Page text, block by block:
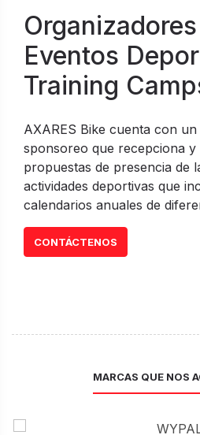
Eventos
Training
AXARES Bike cuenta con
sponsoreo que recepciona y
propuestas de presencia de
actividades deportivas que
calendarios anuales de
CONTÁCTENOS
MARCAS QUE NOS